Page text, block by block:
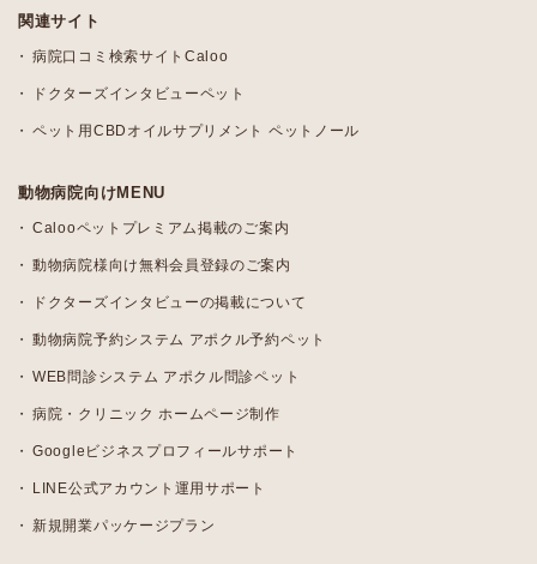
関連サイト
病院口コミ検索サイトCaloo
ドクターズインタビューペット
ペット用CBDオイルサプリメント ペットノール
動物病院向けMENU
Calooペットプレミアム掲載のご案内
動物病院様向け無料会員登録のご案内
ドクターズインタビューの掲載について
動物病院予約システム アポクル予約ペット
WEB問診システム アポクル問診ペット
病院・クリニック ホームページ制作
Googleビジネスプロフィールサポート
LINE公式アカウント運用サポート
新規開業パッケージプラン